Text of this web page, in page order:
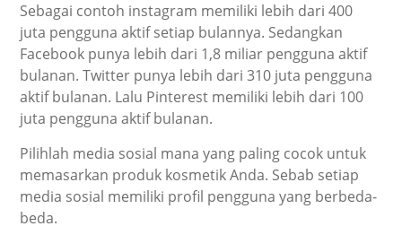
Sebagai contoh instagram memiliki lebih dari 400
juta pengguna aktif setiap bulannya. Sedangkan
Facebook punya lebih dari 1,8 miliar pengguna aktif
bulanan. Twitter punya lebih dari 310 juta pengguna
aktif bulanan. Lalu Pinterest memiliki lebih dari 100
juta pengguna aktif bulanan.
Pilihlah media sosial mana yang paling cocok untuk
memasarkan produk kosmetik Anda. Sebab setiap
media sosial memiliki profil pengguna yang berbeda-
beda.